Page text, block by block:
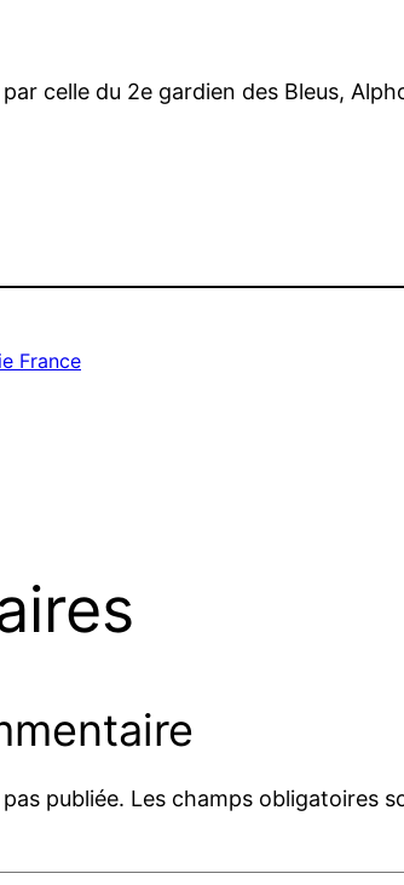
par celle du 2e gardien des Bleus,
France
publiée. Les champs obligatoires